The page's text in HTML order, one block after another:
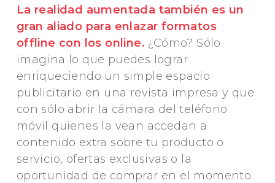
La realidad aumentada también es un
gran aliado para enlazar formatos
offline con los online. ¿Cómo? Sólo
imagina lo que puedes lograr
enriqueciendo un simple espacio
publicitario en una revista impresa y que
con sólo abrir la cámara del teléfono
móvil quienes la vean accedan a
contenido extra sobre tu producto o
servicio, ofertas exclusivas o la
oportunidad de comprar en el momento.